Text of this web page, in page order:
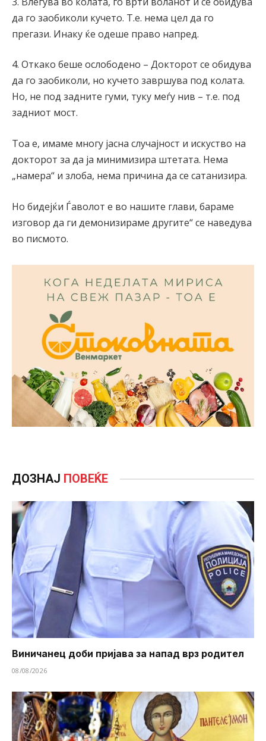
да го заобиколи кучето. Т.е. нема цел да го
прегази. Инаку ќе одеше право напред.
4. Откако беше ослободено – Докторот се обидува
да го заобиколи, но кучето завршува под колата.
Но, не под задните гуми, туку меѓу нив – т.е. под
задниот мост.
Тоа е, имаме многу јасна случајност и искуство на
докторот за да ја минимизира штетата. Нема
„намера“ и злоба, нема причина да се сатанизира.
Но бидејќи Ѓаволот е во нашите глави, бараме
изговор да ги демонизираме другите“ се наведува
во писмото.
ДОЗНАЈ ПОВЕЌЕ
Виничанец доби пријава за напад врз родител
08/08/2026